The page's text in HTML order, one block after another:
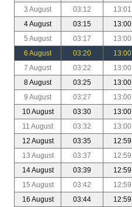
3 August
03:12 13:01
4 August
03:15 13:00
5 August
03:17 13:00
6 August
03:20 13:00
7 August
03:22 13:00
8 August
03:25 13:00
9 August
03:27 13:00
10 August
03:30 13:00
11 August
03:32 13:00
12 August
03:35 12:59
13 August
03:37 12:59
14 August
03:39 12:59
15 August
03:42 12:59
16 August
03:44 12:59